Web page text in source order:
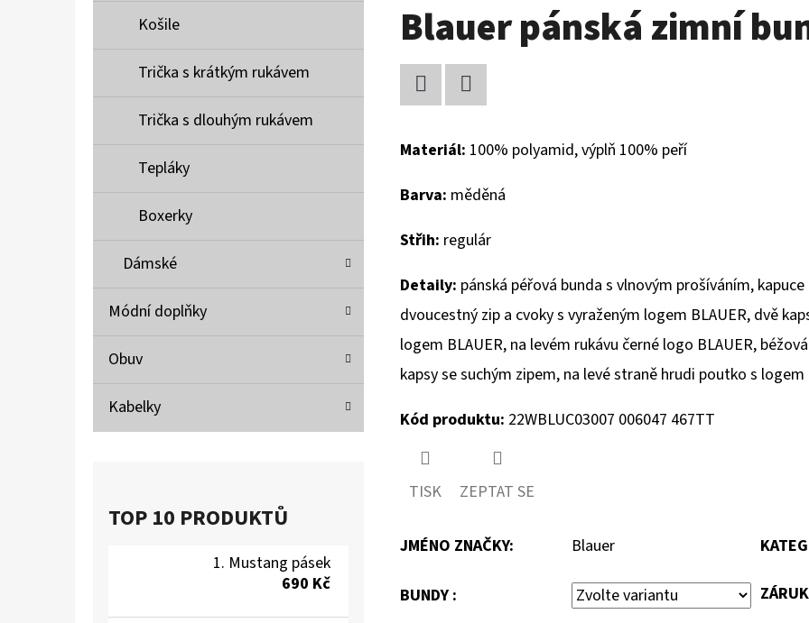
Košile
Trička s krátkým rukávem
Trička s dlouhým rukávem
Tepláky
Boxerky
Dámské
Módní doplňky
Obuv
Kabelky
TOP 10 PRODUKTŮ
Mustang pásek
690 Kč
Blauer pánská zimní
Materiál: 100% polyamid, výplň 100% peří
Barva: měděná
Střih: regulár
Detaily: pánská péřová bunda s vlnovým prošíváním,
dvoucestný zip a cvoky s vyraženým logem BLAUER, dvě
logem BLAUER, na levém rukávu černé logo BLAUER,
kapsy se suchým zipem, na levé straně hrudi poutko s
Kód produktu: 22WBLUC03007 006047 467TT
TISK ZEPTAT SE
JMÉNO ZNAČKY: Blauer
BUNDY :